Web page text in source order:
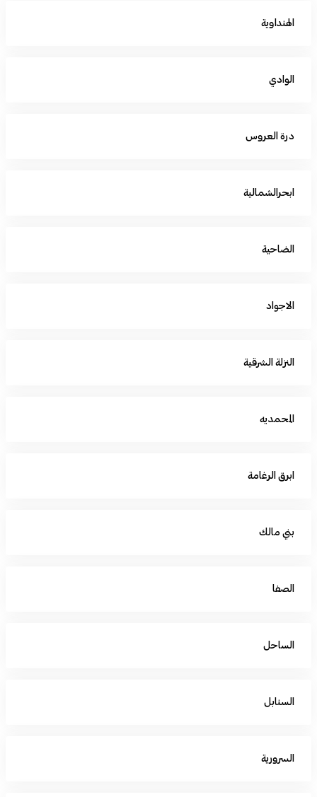
الهنداوية
الوادي
درة العروس
ابحرالشمالية
الضاحية
الاجواد
النزلة الشرقية
المحمديه
ابرق الرغامة
بني مالك
الصفا
الساحل
السنابل
السرورية